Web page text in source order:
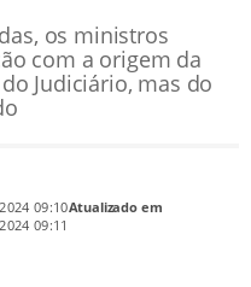
os ministros
com a origem da
Judiciário, mas do
09:10Atualizado em
09:11